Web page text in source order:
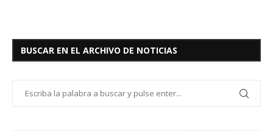
BUSCAR EN EL ARCHIVO DE NOTICIAS